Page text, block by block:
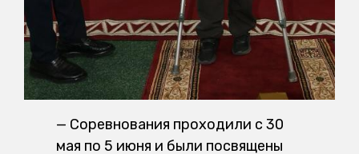
— Соревнования проходили с 30
мая по 5 июня и были посвящены